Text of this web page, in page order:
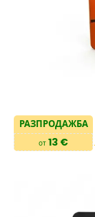
РАЗПРОДАЖБА
от 13 €